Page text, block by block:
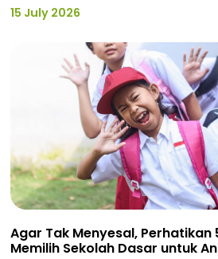
15 July 2026
Agar Tak Menyesal, Perhatikan
Memilih Sekolah Dasar untuk